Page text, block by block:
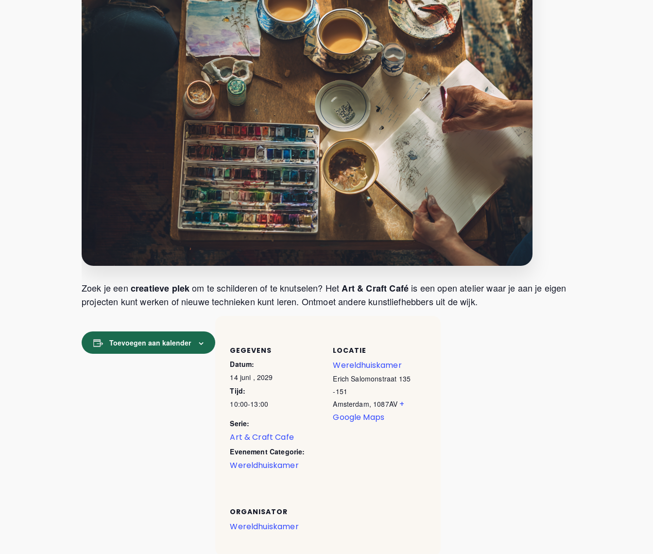
Zoek je een creatieve plekom te schilderen of te knutselen? Het Art & Craft Caféis een open atelier waar je aan je eigen
projecten kunt werken of nieuwe technieken kunt leren. Ontmoet andere kunstliefhebbers uit de wijk.
Toevoegen aan kalender
GEGEVENS
Datum:
14 juni , 2029
Tijd:
10:00-13:00
Serie:
Art & Craft Cafe
Evenement Categorie:
Wereldhuiskamer
LOCATIE
Wereldhuiskamer
Erich Salomonstraat 135
-151
Amsterdam, 1087AV +
Google Maps
ORGANISATOR
Wereldhuiskamer